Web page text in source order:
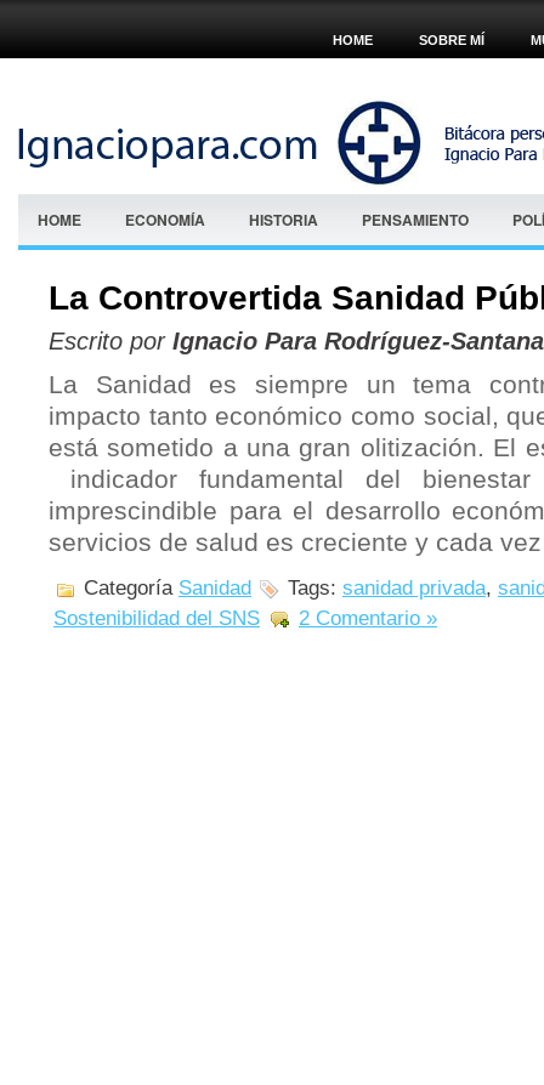
HOME SOBRE MÍ
HOME ECONOMÍA HISTORIA PENSAMIENTO
La Controvertida Sanidad
Escrito por Ignacio Para Rodríguez-Santana
La Sanidad es siempre un tema
impacto tanto económico como social,
está sometido a una gran olitización. El
indicador fundamental del
imprescindible para el desarrollo
servicios de salud es creciente y cada
Categoría Sanidad Tags: sanidad privada,
Sostenibilidad del SNS
2 Comentario »